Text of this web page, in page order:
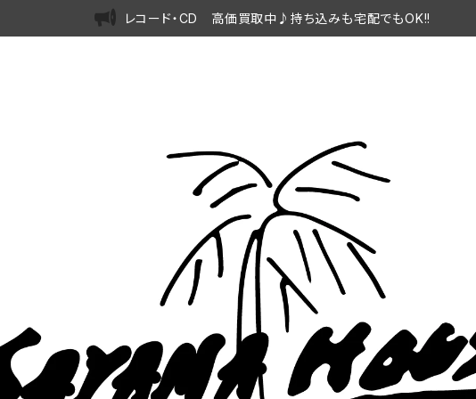
レコード・CD 高価買取中♪持ち込みも宅配でもOK!!